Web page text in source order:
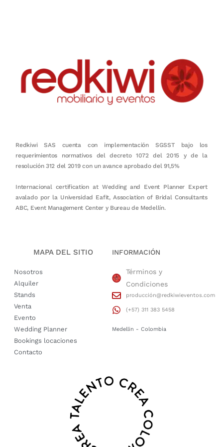
Redkiwi SAS cuenta con implementación SGSST bajo los
requerimientos normativos del decreto 1072 del 2015 y de la
resolución 312 del 2019 con un avance aprobado del 91,5%
Internacional certification at Wedding and Event Planner Expert
avalado por la Universidad Eafit, Association of Bridal Consultants
ABC, Event Management Center y Bureau de Medellín.
MAPA DEL SITIO
Nosotros
Alquiler
Stands
Venta
Evento
Wedding Planner
Bookings locaciones
Contacto
INFORMACIÓN
Términos y
Condiciones
producción@redkiwieventos.com
(+57) 311 383 5458
Medellin - Colombia